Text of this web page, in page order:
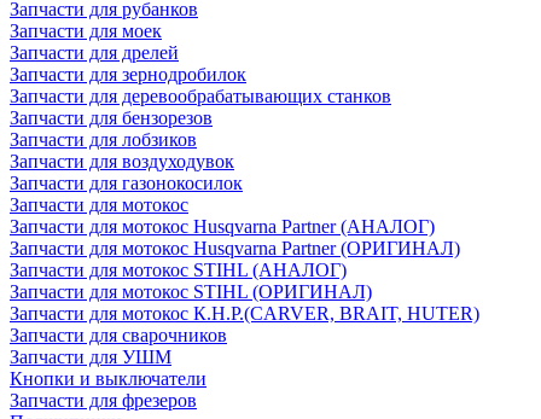
Запчасти для рубанков
Запчасти для моек
Запчасти для дрелей
Запчасти для зернодробилок
Запчасти для деревообрабатывающих станков
Запчасти для бензорезов
Запчасти для лобзиков
Запчасти для воздуходувок
Запчасти для газонокосилок
Запчасти для мотокос
Запчасти для мотокос Husqvarna Partner (АНАЛОГ)
Запчасти для мотокос Husqvarna Partner (ОРИГИНАЛ)
Запчасти для мотокос STIHL (АНАЛОГ)
Запчасти для мотокос STIHL (ОРИГИНАЛ)
Запчасти для мотокос К.Н.Р.(CARVER, BRAIT, HUTER)
Запчасти для сварочников
Запчасти для УШМ
Кнопки и выключатели
Запчасти для фрезеров